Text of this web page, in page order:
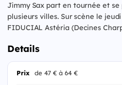
Jimmy Sax part en tournée et
plusieurs villes. Sur scène le
FIDUCIAL Astéria (Decines
Details
Prix de 47 € à 64 €